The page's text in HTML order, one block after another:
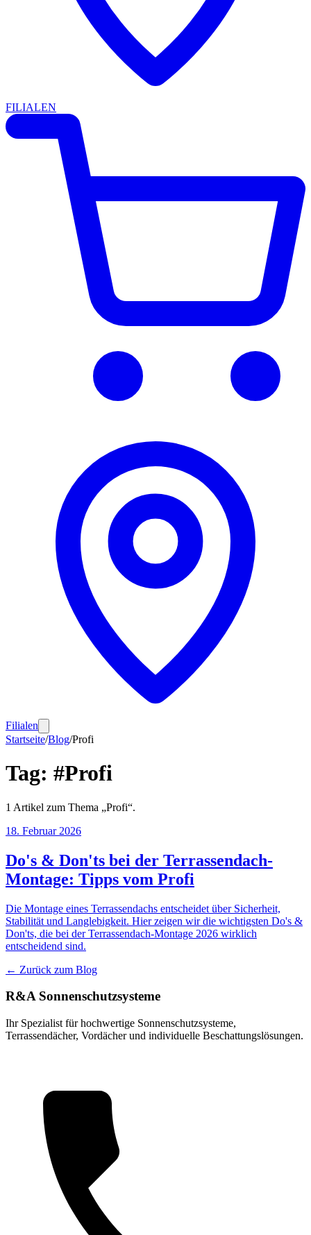
FILIALEN
Filialen
Startseite/Blog/Profi
Tag: #Profi
1 Artikel zum Thema „Profi“.
18. Februar 2026
Do's & Don'ts bei der Terrassendach-
Montage: Tipps vom Profi
Die Montage eines Terrassendachs entscheidet über Sicherheit,
Stabilität und Langlebigkeit. Hier zeigen wir die wichtigsten Do's &
Don'ts, die bei der Terrassendach-Montage 2026 wirklich
entscheidend sind.
← Zurück zum Blog
R&A Sonnenschutzsysteme
Ihr Spezialist für hochwertige Sonnenschutzsysteme,
Terrassendächer, Vordächer und individuelle Beschattungslösungen.